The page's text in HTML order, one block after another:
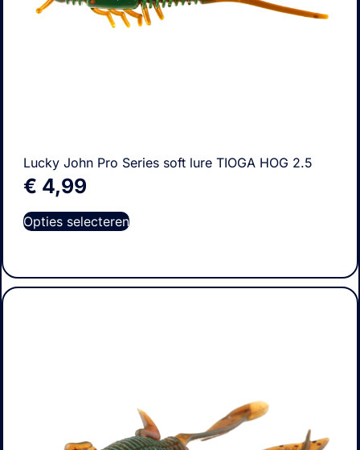
Lucky John Pro Series soft lure TIOGA HOG 2.5
€ 4,99
Opties selecteren